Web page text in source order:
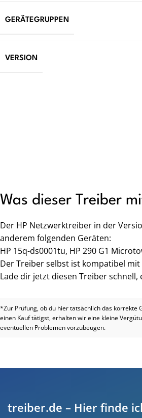
GERÄTEGRUPPEN
VERSION
Was dieser Treiber
Der HP Netzwerktreiber in der
anderem folgenden Geräten:
HP 15q-ds0001tu, HP 290 G1
Der Treiber selbst ist kompatibel
Lade dir jetzt diesen Treiber
*Zur Prüfung, ob du hier tatsächlich das korrekte
einen Kauf tätigst, erhalten wir eine kleine
eventuellen Problemen vorzubeugen.
treiber.de – Hier finde